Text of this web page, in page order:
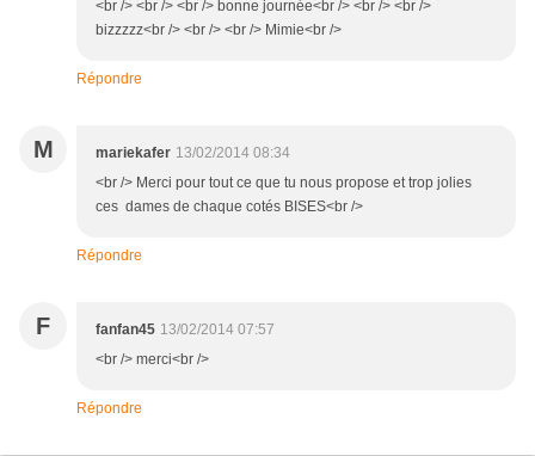
<br /> <br /> <br /> bonne journée<br /> <br /> <br />
bizzzzz<br /> <br /> <br /> Mimie<br />
Répondre
M mariekafer 13/02/2014 08:34
<br /> Merci pour tout ce que tu nous propose et trop jolies
ces dames de chaque cotés BISES<br />
Répondre
F fanfan45 13/02/2014 07:57
<br /> merci<br />
Répondre